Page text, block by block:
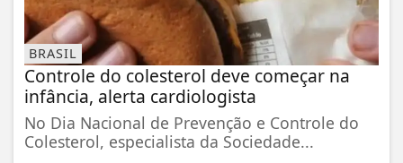
BRASIL
Controle do colesterol deve começar na
infância, alerta cardiologista
No Dia Nacional de Prevenção e Controle do
Colesterol, especialista da Sociedade...